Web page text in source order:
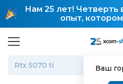
Нам 25 лет! Четверть
опыт,
Ваш